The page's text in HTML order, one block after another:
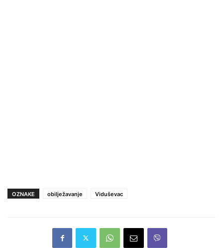
OZNAKE obilježavanje Viduševac